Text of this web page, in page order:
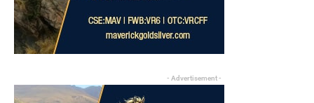
- Advertisement -